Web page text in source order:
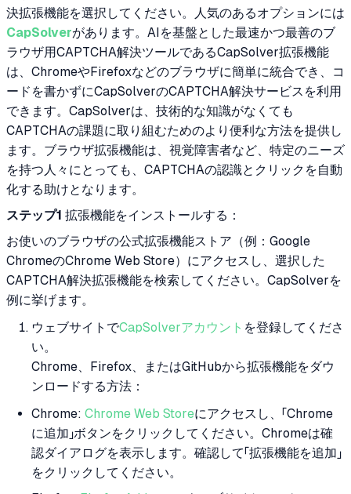
決拡張機能を選択してください。人気のあるオプションには
CapSolverがあります。AIを基盤とした最速かつ最善のブ
ラウザ用CAPTCHA解決ツールであるCapSolver拡張機能
は、ChromeやFirefoxなどのブラウザに簡単に統合でき、コ
ードを書かずにCapSolverのCAPTCHA解決サービスを利用
できます。CapSolverは、技術的な知識がなくても
CAPTCHAの課題に取り組むためのより便利な方法を提供し
ます。ブラウザ拡張機能は、視覚障害者など、特定のニーズ
を持つ人々にとっても、CAPTCHAの認識とクリックを自動
化する助けとなります。
ステップ1 拡張機能をインストールする：
お使いのブラウザの公式拡張機能ストア（例：Google
ChromeのChrome Web Store）にアクセスし、選択した
CAPTCHA解決拡張機能を検索してください。CapSolverを
例に挙げます。
ウェブサイトでCapSolverアカウント を登録してくださ
い。
Chrome、Firefox、またはGitHubから拡張機能をダウ
ンロードする方法：
Chrome: Chrome Web Storeにアクセスし、「Chrome
に追加」ボタンをクリックしてください。Chromeは確
認ダイアログを表示します。確認して「拡張機能を追加」
をクリックしてください。